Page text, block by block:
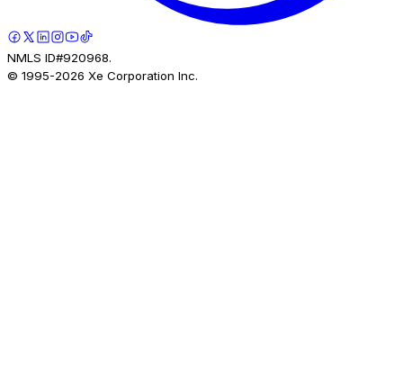
NMLS ID#920968.
© 1995-2026 Xe Corporation Inc.